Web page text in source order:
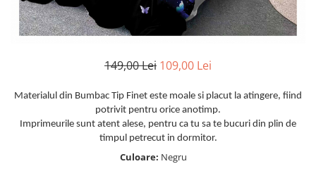
Cearceaf cu elastic
Cearceaf normal
Cearceaf normal
Bumbac Satinat 3D
Cearceaf cu elastic 4 piese
Cearceaf normal 4 piese
Persoana
Bumbac Tip Finet 5D In Relief - 1
Cearceaf cu elastic 4 piese
Cearceaf normal 4 piese
Set Lenjerie + Draperii 1 Persoana
Lenjerii Bumbac 100% - 1 Persoana
Paturi Cocolino Pentru Copii
Huse De Pat Damasc
Huse De Pat Damasc - 140x200cm
Huse De Pat Damasc - 180x200cm
Cearceaf Pat + Fețe De Pernă
Huse De Pat Catifea / Topper
Huse De Pat Catifea / Topper -
149,00 Lei 109,00 Lei
Materialul din Bumbac Tip Finet este moale si placut la atingere, fiind
potrivit pentru orice anotimp.
Imprimeurile sunt atent alese, pentru ca tu sa te bucuri din plin de
timpul petrecut in dormitor.
Culoare: Negru